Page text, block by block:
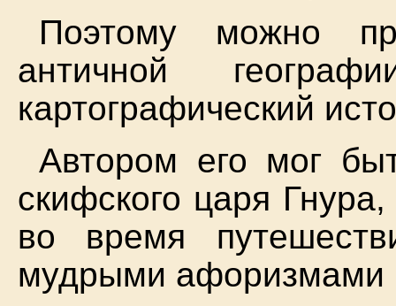
Поэтому можно
античной
картографический
Автором его мог
скифского царя
во время
мудрыми афоризмами